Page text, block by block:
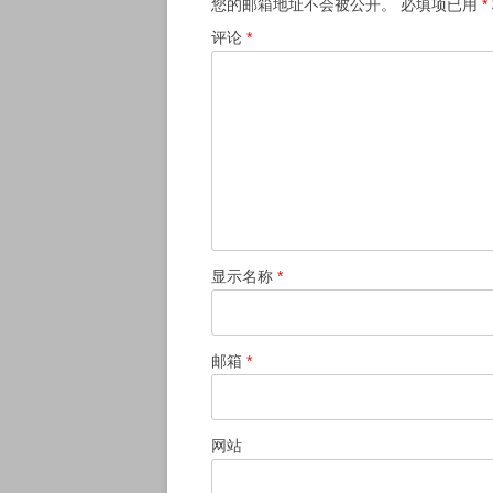
您的邮箱地址不会被公开。 必填项已用 *
评论 *
显示名称 *
邮箱 *
网站